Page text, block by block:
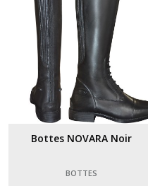
Bottes NOVARA Noir
BOTTES